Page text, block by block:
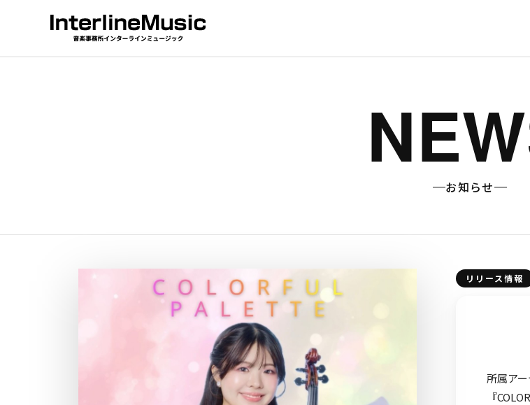
お知らせ
リリース情報
所属ア
『